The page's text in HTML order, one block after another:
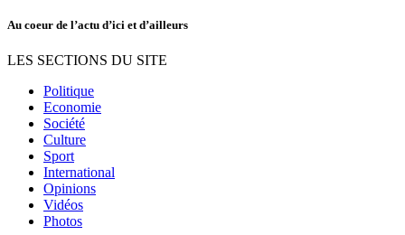
Au coeur de l’actu d’ici et d’ailleurs
LES SECTIONS DU SITE
Politique
Economie
Société
Culture
Sport
International
Opinions
Vidéos
Photos